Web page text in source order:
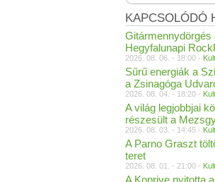
KAPCSOLÓDÓ
Hegyfalunapi
2026. 08. 06. - 18:00 -
Sűrű energiák a
a Zsinagóga
2026. 08. 04. - 18:20 -
A világ legjobbjai
részesült a
2026. 08. 03. - 14:45 -
A Parno Graszt
teret
2026. 08. 01. - 21:00 -